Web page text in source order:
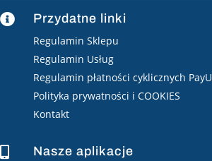
 Przydatne linki
Regulamin Sklepu
Regulamin Usług
Regulamin płatności cyklicznych PayU
Polityka prywatności i COOKIES
Kontakt
 Nasze aplikacje